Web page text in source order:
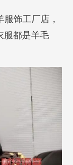
饰工厂店，
服都是羊毛